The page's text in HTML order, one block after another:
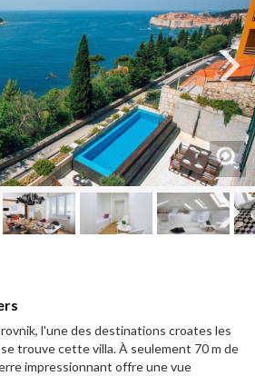
Next
l'une des destinations croates les
trouve cette villa. À seulement 70 m de
impressionnant offre une vue